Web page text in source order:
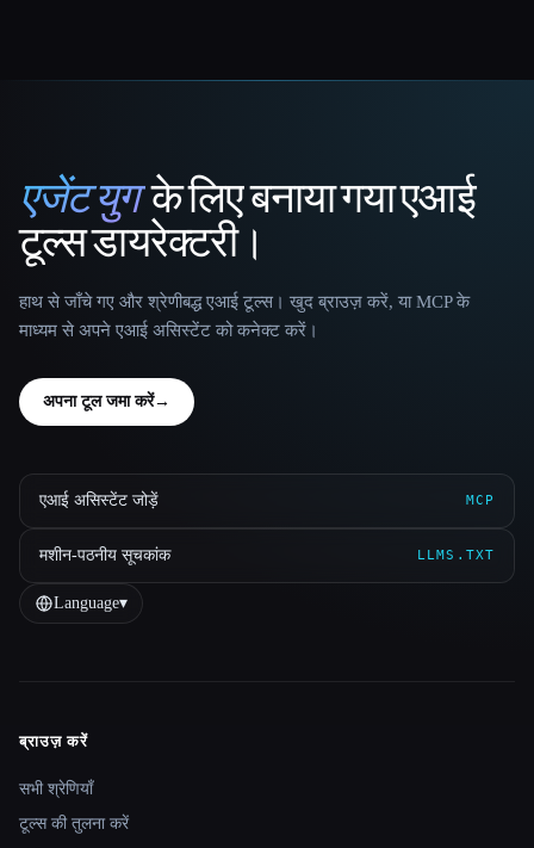
That AI Collection
एजेंट युगके लिए बनाया गया एआई
टूल्स डायरेक्टरी।
हाथ से जाँचे गए और श्रेणीबद्ध एआई टूल्स। खुद ब्राउज़ करें, या MCP के
माध्यम से अपने एआई असिस्टेंट को कनेक्ट करें।
अपना टूल जमा करें→
एआई असिस्टेंट जोड़ें MCP
मशीन-पठनीय सूचकांक LLMS.TXT
Language▾
Site navigation
ब्राउज़ करें
सभी श्रेणियाँ
टूल्स की तुलना करें